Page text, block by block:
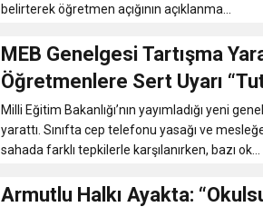
belirterek öğretmen açığının açıklanma...
MEB Genelgesi Tartışma
Öğretmenlere Sert Uyarı
Milli Eğitim Bakanlığı’nın yayımladığı yeni
yarattı. Sınıfta cep telefonu yasağı ve
sahada farklı tepkilerle karşılanırken, bazı ok...
Armutlu Halkı Ayakta: